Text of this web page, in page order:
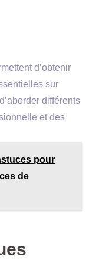
d’obtenir
sur
différents
et des
pour
de